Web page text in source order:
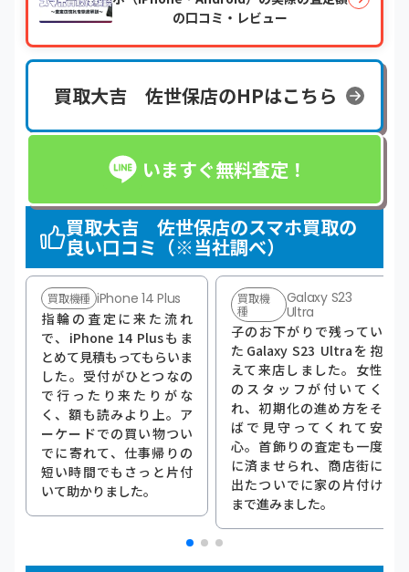
の口コミ・レビュー
買取大吉 佐世保店のHPはこちら
いますぐ無料査定！
買取大吉 佐世保店のスマホ買取の
良い口コミ（※当社調べ）
買取機種 iPhone 14 Plus
指輪の査定に来た流れ
で、iPhone 14 Plusもま
とめて見積もってもらいま
した。受付がひとつなの
で行ったり来たりがな
く、額も読みより上。ア
ーケードでの買い物つい
でに寄れて、仕事帰りの
短い時間でもさっと片付
いて助かりました。
買取機
種
Galaxy S23
Ultra
子のお下がりで残ってい
たGalaxy S23 Ultraを抱
えて来店しました。女性
のスタッフが付いてく
れ、初期化の進め方をそ
ばで見守ってくれて安
心。首飾りの査定も一度
に済ませられ、商店街に
出たついでに家の片付け
まで進みました。